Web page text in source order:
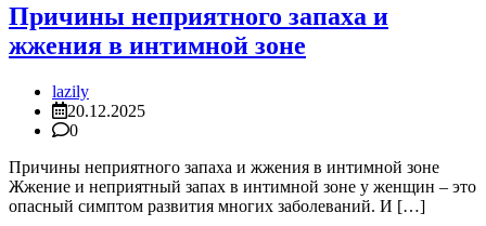
Причины неприятного запаха и
жжения в интимной зоне
lazily
20.12.2025
0
Причины неприятного запаха и жжения в интимной зоне
Жжение и неприятный запах в интимной зоне у женщин – это
опасный симптом развития многих заболеваний. И […]